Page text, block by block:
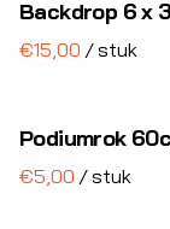
Special FX
Lichtcijfers
Decoratie
Backdrop 6 x
/
Podiumrok
/